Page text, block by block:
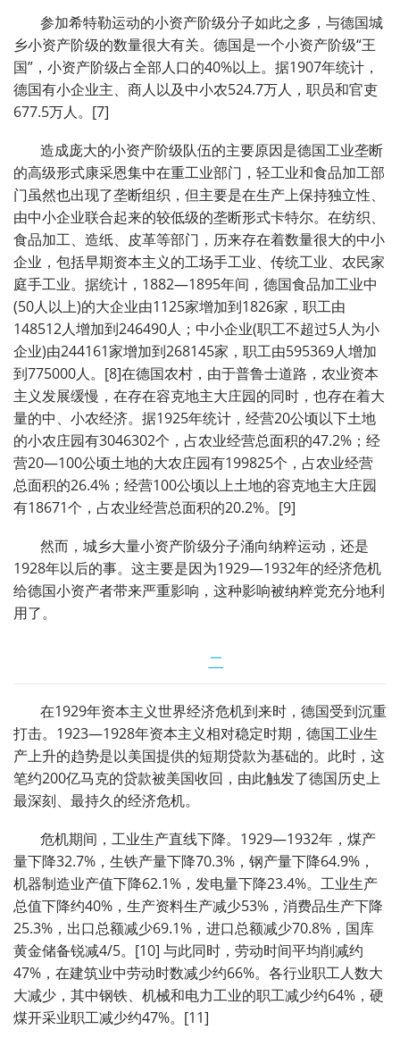
参加希特勒运动的小资产阶级分子如此之多，与德国城
乡小资产阶级的数量很大有关。德国是一个小资产阶级“王
国”，小资产阶级占全部人口的40%以上。据1907年统计，
德国有小企业主、商人以及中小农524.7万人，职员和官吏
677.5万人。[7]
造成庞大的小资产阶级队伍的主要原因是德国工业垄断
的高级形式康采恩集中在重工业部门，轻工业和食品加工部
门虽然也出现了垄断组织，但主要是在生产上保持独立性、
由中小企业联合起来的较低级的垄断形式卡特尔。在纺织、
食品加工、造纸、皮革等部门，历来存在着数量很大的中小
企业，包括早期资本主义的工场手工业、传统工业、农民家
庭手工业。据统计，1882—1895年间，德国食品加工业中
(50人以上)的大企业由1125家增加到1826家，职工由
148512人增加到246490人；中小企业(职工不超过5人为小
企业)由244161家增加到268145家，职工由595369人增加
到775000人。[8]在德国农村，由于普鲁士道路，农业资本
主义发展缓慢，在存在容克地主大庄园的同时，也存在着大
量的中、小农经济。据1925年统计，经营20公顷以下土地
的小农庄园有3046302个，占农业经营总面积的47.2%；经
营20—100公顷土地的大农庄园有199825个，占农业经营
总面积的26.4%；经营100公顷以上土地的容克地主大庄园
有18671个，占农业经营总面积的20.2%。[9]
然而，城乡大量小资产阶级分子涌向纳粹运动，还是
1928年以后的事。这主要是因为1929—1932年的经济危机
给德国小资产者带来严重影响，这种影响被纳粹党充分地利
用了。
二
在1929年资本主义世界经济危机到来时，德国受到沉重
打击。1923—1928年资本主义相对稳定时期，德国工业生
产上升的趋势是以美国提供的短期贷款为基础的。此时，这
笔约200亿马克的贷款被美国收回，由此触发了德国历史上
最深刻、最持久的经济危机。
危机期间，工业生产直线下降。1929—1932年，煤产
量下降32.7%，生铁产量下降70.3%，钢产量下降64.9%，
机器制造业产值下降62.1%，发电量下降23.4%。工业生产
总值下降约40%，生产资料生产减少53%，消费品生产下降
25.3%，出口总额减少69.1%，进口总额减少70.8%，国库
黄金储备锐减4/5。[10] 与此同时，劳动时间平均削减约
47%，在建筑业中劳动时数减少约66%。各行业职工人数大
大减少，其中钢铁、机械和电力工业的职工减少约64%，硬
煤开采业职工减少约47%。[11]